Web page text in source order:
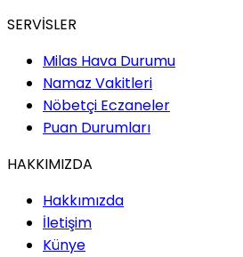
SERVİSLER
Milas Hava Durumu
Namaz Vakitleri
Nöbetçi Eczaneler
Puan Durumları
HAKKIMIZDA
Hakkımızda
İletişim
Künye